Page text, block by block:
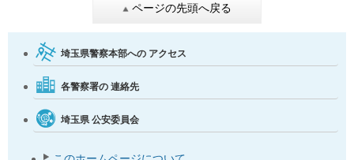
ページの先頭へ戻る
埼玉県警察本部への アクセス
各警察署の 連絡先
埼玉県 公安委員会